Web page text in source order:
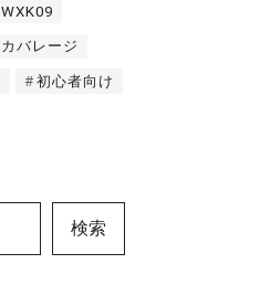
WXK09
カバレージ
初心者向け
検索